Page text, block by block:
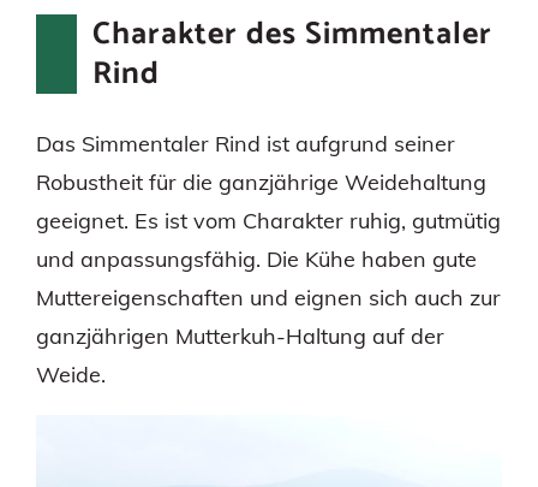
Charakter des Simmentaler
Rind
Das Simmentaler Rind ist aufgrund seiner
Robustheit für die ganzjährige Weidehaltung
geeignet. Es ist vom Charakter ruhig, gutmütig
und anpassungsfähig. Die Kühe haben gute
Muttereigenschaften und eignen sich auch zur
ganzjährigen Mutterkuh-Haltung auf der
Weide.